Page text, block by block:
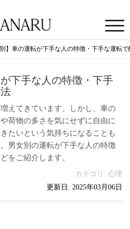
別】車の運転が下手な人の特徴・下手な運転
下手な人の特徴・下手
えてきています。しかし、車の
荷物の多さを気にせずに自由に
たいという気持ちになることも
男女別の運転が下手な人の特徴
をご紹介します。
カテゴリ: 心理
更新日: 2025年03月06日